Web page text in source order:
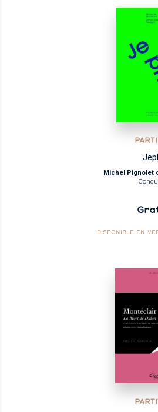
Michel Pignolet
DISPONIBLE EN